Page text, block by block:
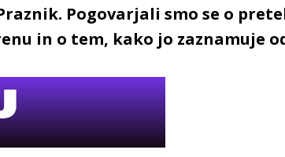
Pogovarjali smo se o
in o tem, kako jo zaznamuje